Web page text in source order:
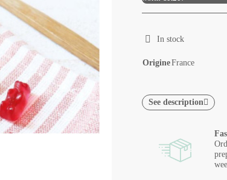
In stock
OrigineFrance
See description